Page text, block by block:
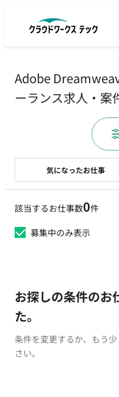
Adobe
ーランス求人・案
該当するお仕事数0件
募集中のみ表示
お探しの条件のお
た。
条件を変更するか、もう
さい。
気になったお仕事